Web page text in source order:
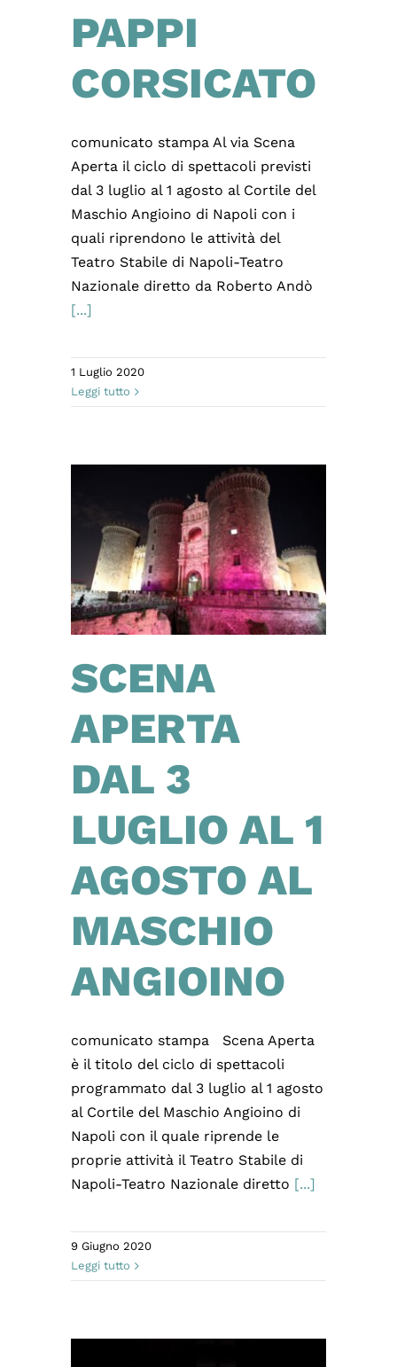
PAPPI
CORSICATO
comunicato stampa Al via Scena
Aperta il ciclo di spettacoli previsti
dal 3 luglio al 1 agosto al Cortile del
Maschio Angioino di Napoli con i
quali riprendono le attività del
Teatro Stabile di Napoli-Teatro
Nazionale diretto da Roberto Andò
[...]
1 Luglio 2020
Leggi tutto
SCENA
APERTA
DAL 3
LUGLIO AL 1
AGOSTO AL
MASCHIO
ANGIOINO
comunicato stampa Scena Aperta
è il titolo del ciclo di spettacoli
programmato dal 3 luglio al 1 agosto
al Cortile del Maschio Angioino di
Napoli con il quale riprende le
proprie attività il Teatro Stabile di
Napoli-Teatro Nazionale diretto [...]
9 Giugno 2020
Leggi tutto